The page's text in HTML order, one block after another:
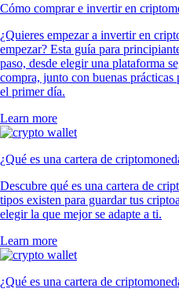
Cómo comprar e invertir en
¿Quieres empezar a invertir en
empezar? Esta guía para
paso, desde elegir una plataforma
compra, junto con buenas
el primer día.
Learn more
¿Qué es una cartera de
Descubre qué es una cartera de
tipos existen para guardar tus
elegir la que mejor se adapte a ti.
Learn more
¿Qué es una cartera de